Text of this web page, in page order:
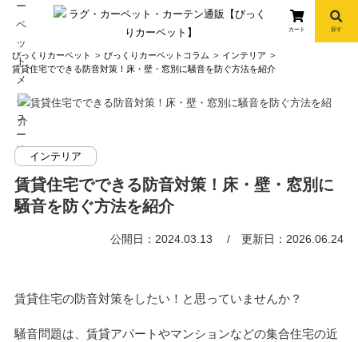
info
カート 探す
びっくりカーペット びっくりカーペットコラム
インテリア
賃貸住宅でできる防音対策！床・壁・窓別に騒音を防ぐ方法を紹介
インテリア
賃貸住宅でできる防音対策！床・壁・窓別に
騒音を防ぐ方法を紹介
公開日：2024.03.13 更新日：2026.06.24
賃貸住宅の防音対策をしたい！と思っていませんか？
騒音問題は、賃貸アパートやマンションなどの集合住宅の近